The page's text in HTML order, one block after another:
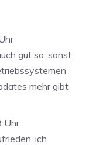
gut so, sonst
mehr gibt
Uhr
ich